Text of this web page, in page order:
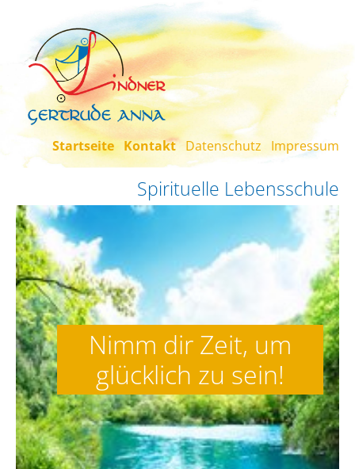
Skip to main content
Startseite Kontakt Datenschutz Impressum
Spirituelle Lebensschule
Nimm dir Zeit, um
glücklich zu sein!